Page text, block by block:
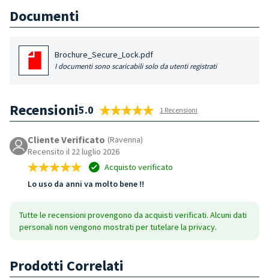
Documenti
Brochure_Secure_Lock.pdf
I documenti sono scaricabili solo da utenti registrati
Recensioni5.0 1 Recensioni
Cliente Verificato (Ravenna)
Recensito il 22 luglio 2026
Acquisto verificato
Lo uso da anni va molto bene !!
Tutte le recensioni provengono da acquisti verificati. Alcuni dati
personali non vengono mostrati per tutelare la privacy.
Prodotti Correlati